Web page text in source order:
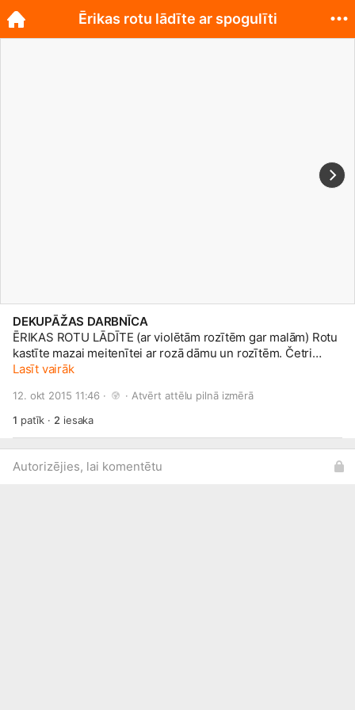
DEKUPĀŽAS DARBNĪCA
ĒRIKAS ROTU LĀDĪTE (ar violētām rozītēm gar malām) Rotu
kastīte mazai meitenītei ar rozā dāmu un rozītēm. Četri
nodalījumi, kuros ērti saliekamas daudz matu gumijas,
Pasūti arī Tu un apsveic savu mīļo jubilāru! Izmēri:
18x15,5x7,5cm 27 EUR Šādas kastīties pieejamas arī bez
Lasīt vairāk
12. okt 2015 11:46 · · Atvērt attēlu pilnā izmērā
1 patīk · 2 iesaka
Autorizējies, lai komentētu
Ērikas rotu lādīte ar spogulīti